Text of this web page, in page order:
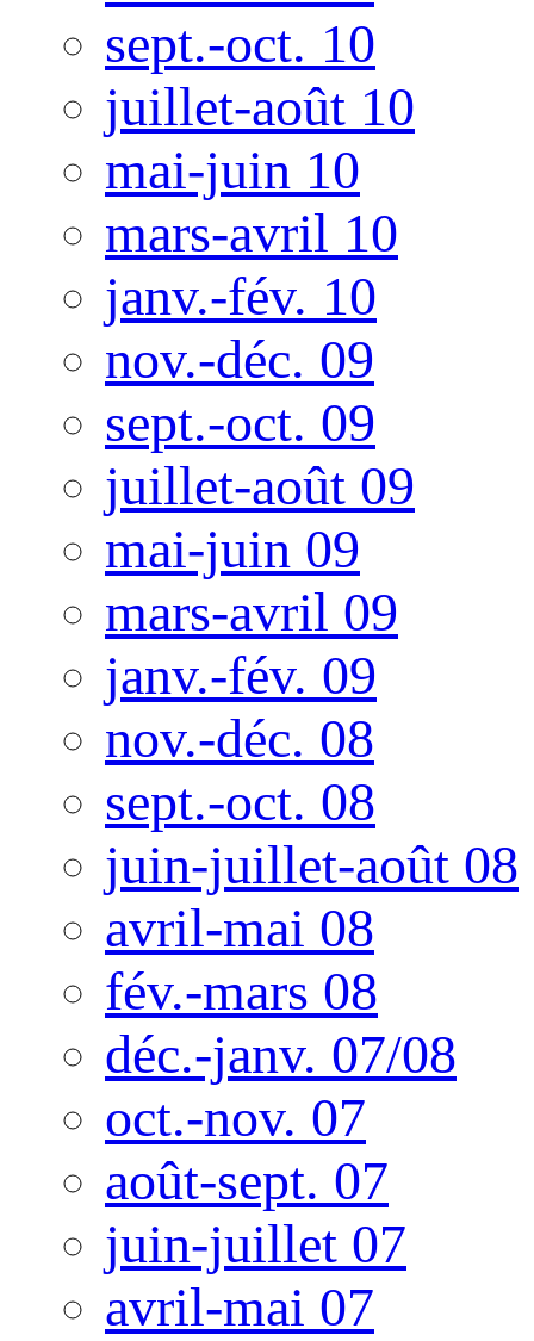
sept.-oct. 10
juillet-août 10
mai-juin 10
mars-avril 10
janv.-fév. 10
nov.-déc. 09
sept.-oct. 09
juillet-août 09
mai-juin 09
mars-avril 09
janv.-fév. 09
nov.-déc. 08
sept.-oct. 08
juin-juillet-août 08
avril-mai 08
fév.-mars 08
déc.-janv. 07/08
oct.-nov. 07
août-sept. 07
juin-juillet 07
avril-mai 07